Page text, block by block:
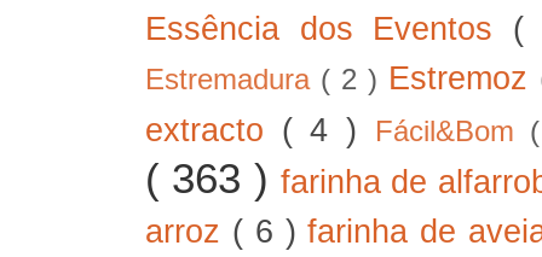
Essência dos Eventos (
Estremadura ( 2 ) Estremoz
extracto ( 4 ) Fácil&Bom
( 363 )farinha de
arroz ( 6 )farinha de